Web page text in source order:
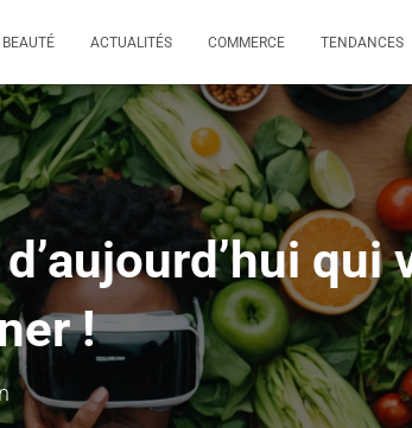
BEAUTÉ ACTUALITÉS COMMERCE TENDANCES
qui
!